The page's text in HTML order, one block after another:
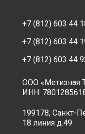
+7 (812) 603 44
+7 (812) 603 44
+7 (812) 603 44
ООО «Метизная
ИНН:
199178, Санкт-
18 линия д.49